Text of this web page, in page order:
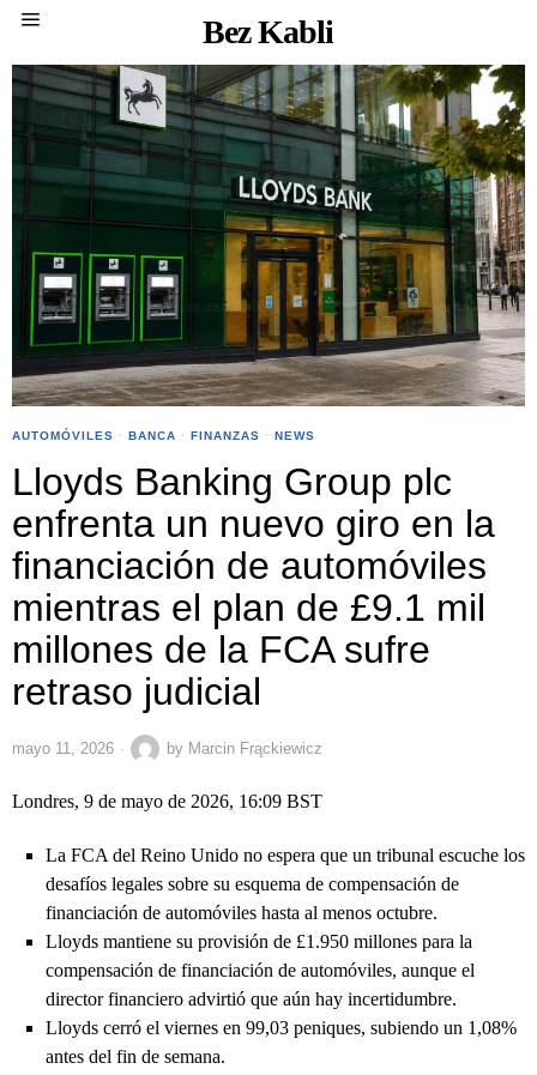
Bez Kabli
AUTOMÓVILES · BANCA · FINANZAS · NEWS
Lloyds Banking Group plc
enfrenta un nuevo giro en la
financiación de automóviles
mientras el plan de £9.1 mil
millones de la FCA sufre
retraso judicial
mayo 11, 2026 by Marcin Frąckiewicz
Londres, 9 de mayo de 2026, 16:09 BST
La FCA del Reino Unido no espera que un tribunal escuche los
desafíos legales sobre su esquema de compensación de
financiación de automóviles hasta al menos octubre.
Lloyds mantiene su provisión de £1.950 millones para la
compensación de financiación de automóviles, aunque el
director financiero advirtió que aún hay incertidumbre.
Lloyds cerró el viernes en 99,03 peniques, subiendo un 1,08%
antes del fin de semana.